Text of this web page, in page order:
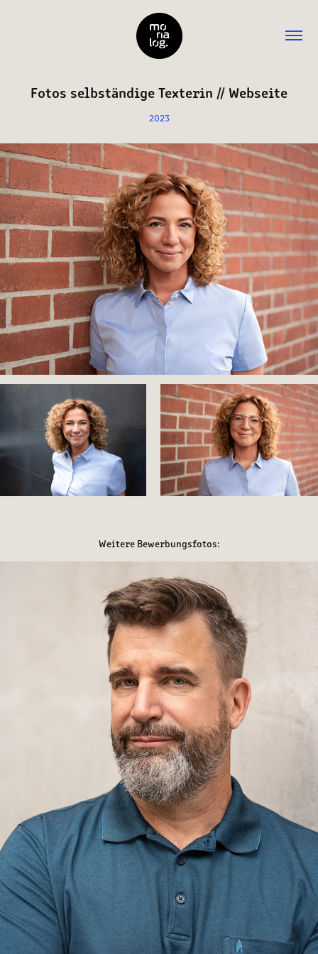
Fotos selbständige Texterin // Webseite
2023
Weitere Bewerbungsfotos:
Bewerbungsfotos München